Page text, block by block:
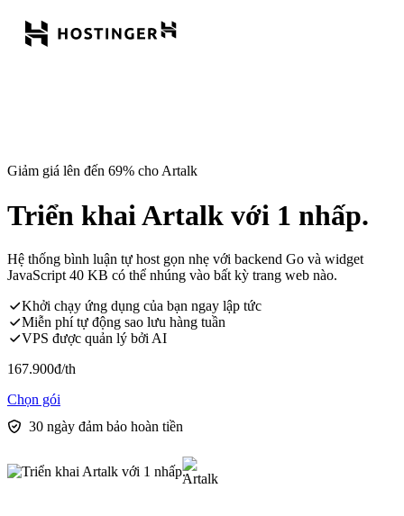
Giảm giá lên đến 69% cho Artalk
Triển khai Artalk với 1 nhấp.
Hệ thống bình luận tự host gọn nhẹ với backend Go và widget
JavaScript 40 KB có thể nhúng vào bất kỳ trang web nào.
Khởi chạy ứng dụng của bạn ngay lập tức
Miễn phí tự động sao lưu hàng tuần
VPS được quản lý bởi AI
167.900đ/th
Chọn gói
30 ngày đảm bảo hoàn tiền